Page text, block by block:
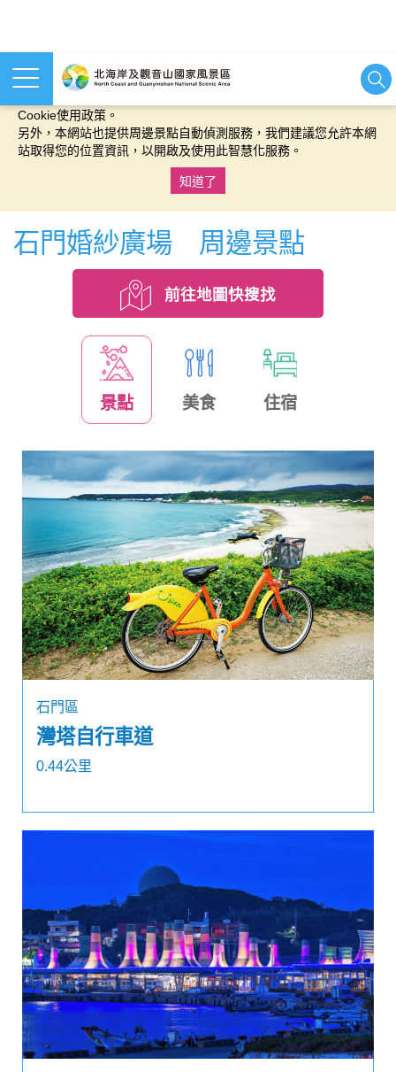
本網站使用cookies等相關技術以持續優化網站服務，並有助於為
Cookie使用政策。
另外，本網站也提供周邊景點自動偵測服務，我們建議您允許本網
站取得您的位置資訊，以開啟及使用此智慧化服務。
知道了
石門婚紗廣場 周邊景點
前往地圖快搜找
景點 美食 住宿
石門區
灣塔自行車道
0.44公里